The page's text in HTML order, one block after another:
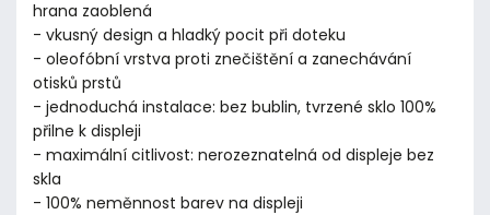
hrana zaoblená
- vkusný design a hladký pocit při doteku
- oleofóbní vrstva proti znečištění a zanechávání
otisků prstů
- jednoduchá instalace: bez bublin, tvrzené sklo 100%
přilne k displeji
- maximální citlivost: nerozeznatelná od displeje bez
skla
- 100% neměnnost barev na displeji